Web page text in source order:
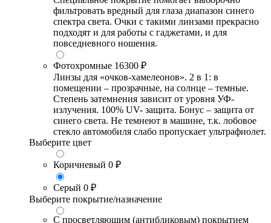
фильтровать вредный для глаза диапазон синего
спектра света. Очки с такими линзами прекрасно
подходят и для работы с гаджетами, и для
повседневного ношения.
Фотохромные 16300 ₽
Линзы для «очков-хамелеонов». 2 в 1: в
помещении – прозрачные, на солнце – темные.
Степень затемнения зависит от уровня УФ-
излучения. 100% UV- защита. Бонус – защита от
синего света. Не темнеют в машине, т.к. лобовое
стекло автомобиля слабо пропускает ультрафиолет.
Выберите цвет
Коричневый 0 ₽
Серый 0 ₽
Выберите покрытие/назначение
С просветляющим (антибликовым) покрытием